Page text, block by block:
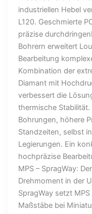
industriellen Hebel
L120. Geschmierte
präzise
Bohrern erweitert
Bearbeitung
Kombination der
Diamant mit
verbessert die
thermische
Bohrungen, höhere
Standzeiten, selbst
Legierungen. Ein
hochpräzise
MPS – SpragWay:
Drehmoment in der
SpragWay setzt
Maßstäbe bei